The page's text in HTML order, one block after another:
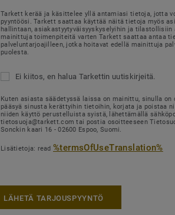
Tarkett kerää ja käsittelee yllä antamiasi tietoja, jotta
pyyntöösi. Tarkett saattaa käyttää näitä tietoja myös
hallintaan, asiakastyytyväisyyskyselyihin ja tilastollisiin
mainittuja toimenpiteitä varten Tarkett saattaa antaa
palveluntarjoajilleen, jotka hoitavat edellä mainittuja
puolesta.
Ei kiitos, en halua Tarkettin uutiskirjeitä.
Kuten asiasta säädetyssä laissa on mainittu, sinulla on
pääsyä sinusta kerättyihin tietoihin, korjata ja poistaa
niiden käyttö perustelluista syistä, lähettämällä
tietosuoja@tarkett.com tai postia osoitteeseen
Sonckin kaari 16 - 02600 Espoo, Suomi.
Lisätietoja: read%termsOfUseTranslation%
LÄHETÄ TARJOUSPYYNTÖ